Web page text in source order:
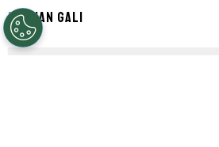
Por Ian Gali